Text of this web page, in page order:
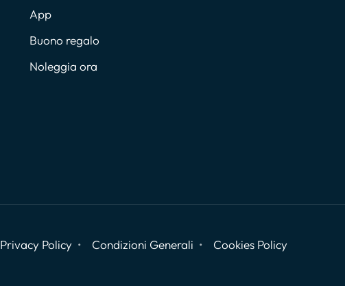
App
Buono regalo
Noleggia ora
Privacy Policy Condizioni Generali Cookies Policy